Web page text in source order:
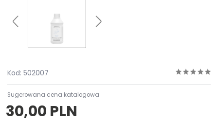
Kod: 502007
Sugerowana cena katalogowa
30,00 PLN